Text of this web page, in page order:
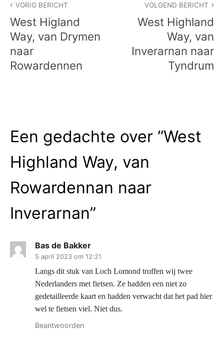
navigatie
VORIG BERICHT
West Higland
Way, van Drymen
naar
Rowardennen
VOLGEND BERICHT
West Highland
Way, van
Inverarnan naar
Tyndrum
Een gedachte over “West
Highland Way, van
Rowardennan naar
Inverarnan”
Bas de Bakker
5 april 2023 om 12:21
Langs dit stuk van Loch Lomond troffen wij twee
Nederlanders met fietsen. Ze hadden een niet zo
gedetailleerde kaart en hadden verwacht dat het pad hier
wel te fietsen viel. Niet dus.
Beantwoorden